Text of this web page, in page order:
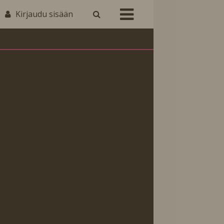
Kirjaudu sisään